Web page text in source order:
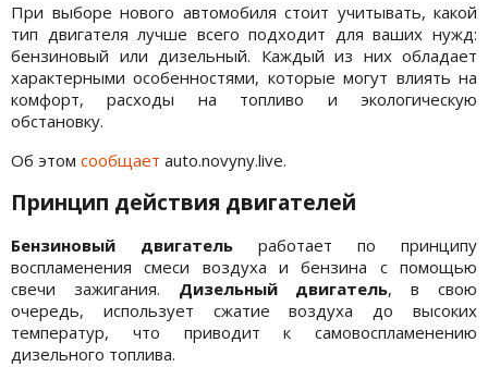
При выборе нового автомобиля стоит учитывать, какой
тип двигателя лучше всего подходит для ваших нужд:
бензиновый или дизельный. Каждый из них обладает
характерными особенностями, которые могут влиять на
комфорт, расходы на топливо и экологическую
обстановку.
Об этом сообщает auto.novyny.live.
Принцип действия двигателей
Бензиновый двигатель работает по принципу
воспламенения смеси воздуха и бензина с помощью
свечи зажигания. Дизельный двигатель, в свою
очередь, использует сжатие воздуха до высоких
температур, что приводит к самовоспламенению
дизельного топлива.